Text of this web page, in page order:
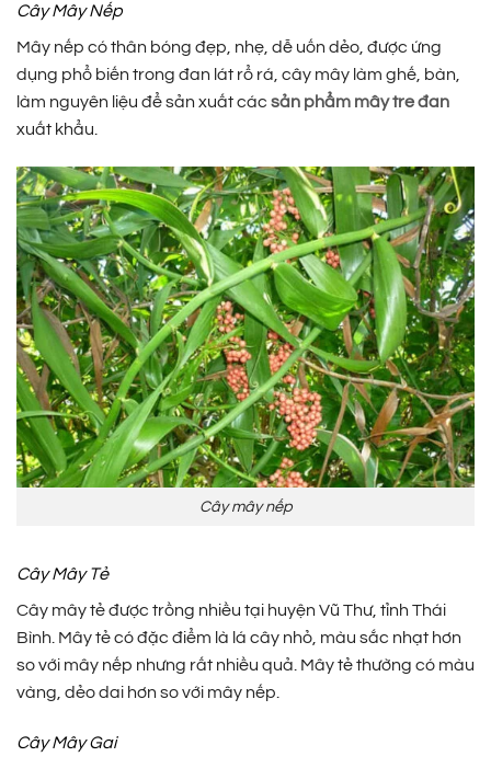
Cây Mây Nếp
Mây nếp có thân bóng đẹp, nhẹ, dễ uốn dẻo, được ứng
dụng phổ biến trong đan lát rổ rá, cây mây làm ghế, bàn,
làm nguyên liệu để sản xuất các sản phẩm mây tre đan
xuất khẩu.
Cây mây nếp
Cây Mây Tẻ
Cây mây tẻ được trồng nhiều tại huyện Vũ Thư, tỉnh Thái
Bình. Mây tẻ có đặc điểm là lá cây nhỏ, màu sắc nhạt hơn
so với mây nếp nhưng rất nhiều quả. Mây tẻ thường có màu
vàng, dẻo dai hơn so với mây nếp.
Cây Mây Gai